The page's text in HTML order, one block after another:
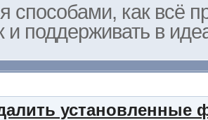
способами, как всё
и поддерживать в
установленные